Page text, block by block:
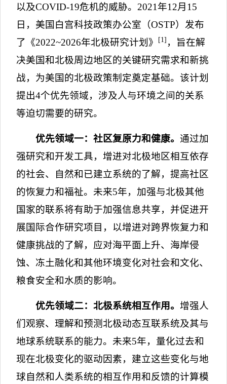
以及COVID-19危机的威胁。 2021年12月 15
日，美国白宫科技政策办公室（OSTP）发布
了《2022~2026年北极研究计划》 [1] ，旨在解
决美国和北极周边地区的关键研究需求和新挑
战，为美国的北极政策制定奠定基础。该计划
提出4个优先领域，涉及人与环境之间的关系
等迫切需要的研究。
优先领域一：社区复原力和健康。 通过加
强研究和开发工具，增进对北极地区相互依存
的社会、自然和已建立系统的了解，提高社区
的恢复力和福祉。未来5年，加强与北极其他
国家的联系将有助于加强信息共享，并促进开
展国际合作研究项目，以增进对跨界恢复力和
健康挑战的了解，应对海平面上升、海岸侵
蚀、冻土融化和其他环境变化对社会和文化、
粮食安全和水质的影响。
优先领域二：北极系统相互作用。 增强人
们观察、理解和预测北极动态互联系统及其与
地球系统联系的能力。未来5年，量化过去和
现在北极变化的驱动因素，建立这些变化与地
球自然和人类系统的相互作用和反馈的计算模